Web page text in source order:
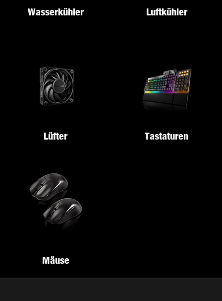
Wasserkühler Luftkühler
Lüfter Tastaturen
Mäuse